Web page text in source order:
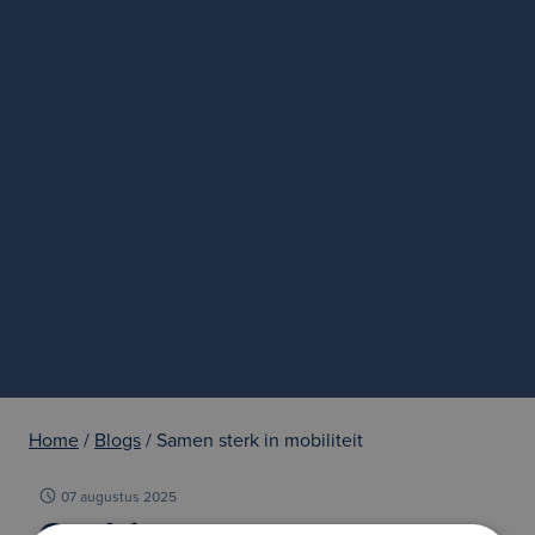
Home / Blogs / Samen sterk in mobiliteit
07 augustus 2025